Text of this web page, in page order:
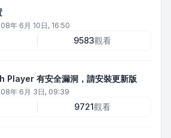
年 6月 10日, 16:50
9583觀看
Player 有安全漏洞，請安裝更新版
年 6月 3日, 09:39
9721觀看